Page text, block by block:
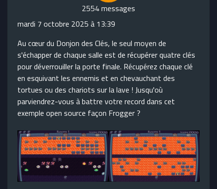
2554 messages
mardi 7 octobre 2025 à 13:39
Au cœur du Donjon des Clés, le seul moyen de
s'échapper de chaque salle est de récupérer quatre clés
pour déverrouiller la porte finale. Récupérez chaque clé
en esquivant les ennemis et en chevauchant des
tortues ou des chariots sur la lave !Jusqu'où
parviendrez-vous à battre votre record dans cet
exemple open source façon Frogger ?